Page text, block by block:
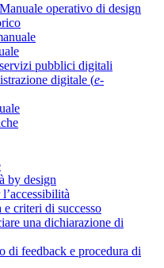
operativo di design
pubblici digitali
digitale (e-
by design
criteri di successo
una dichiarazione di
di feedback e procedura di